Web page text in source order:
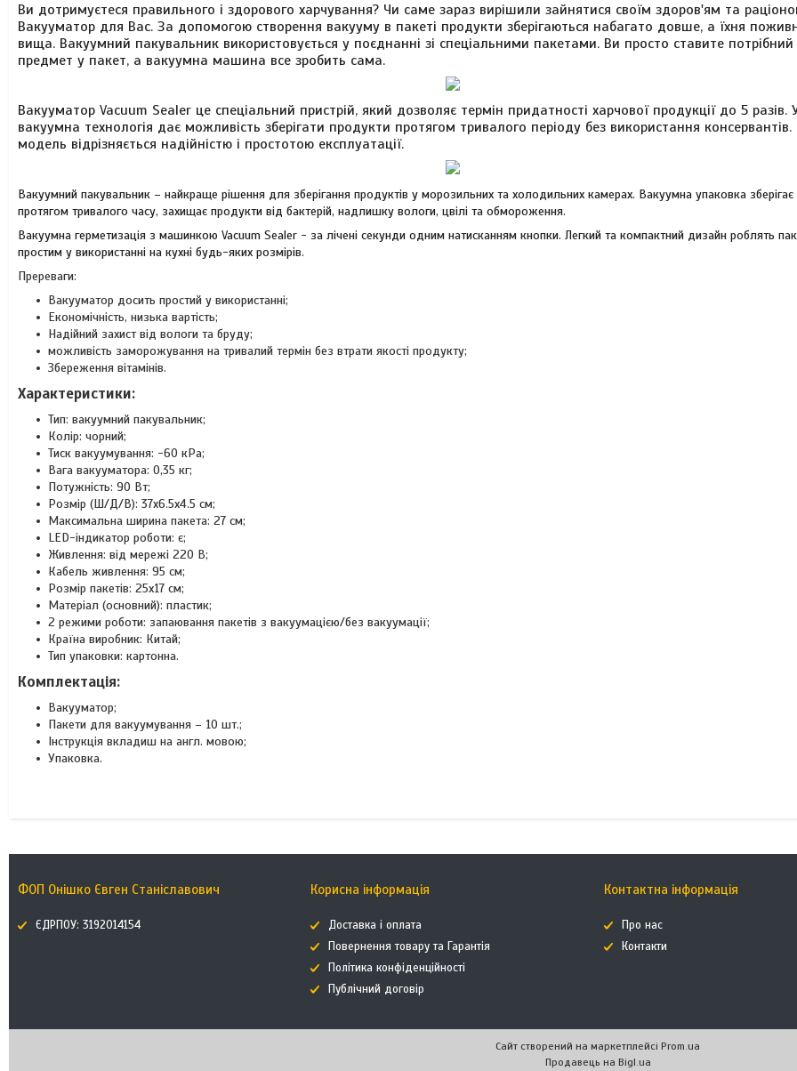
Ви дотримуєтеся правильного і здорового харчування? Чи саме зараз вирішили зайнятися своїм здоров'ям та
Вакууматор для Вас. За допомогою створення вакууму в пакеті продукти зберігаються набагато довше, а їхня
вища. Вакуумний пакувальник використовується у поєднанні зі спеціальними пакетами. Ви просто ставите
предмет у пакет, а вакуумна машина все зробить сама.
Вакууматор Vacuum Sealer це спеціальний пристрій, який дозволяє термін придатності харчової продукції до 5 разів.
вакуумна технологія дає можливість зберігати продукти протягом тривалого періоду без використання
модель відрізняється надійністю і простотою експлуатації.
Вакуумний пакувальник – найкраще рішення для зберігання продуктів у морозильних та холодильних камерах. Вакуумна упаковка
протягом тривалого часу, захищає продукти від бактерій, надлишку вологи, цвілі та обмороження.
Вакуумна герметизація з машинкою Vacuum Sealer - за лічені секунди одним натисканням кнопки. Легкий та компактний дизайн роблять
простим у використанні на кухні будь-яких розмірів.
Пререваги:
Вакууматор досить простий у використанні;
Економічність, низька вартість;
Надійний захист від вологи та бруду;
можливість заморожування на тривалий термін без втрати якості продукту;
Збереження вітамінів.
Характеристики:
Тип: вакуумний пакувальник;
Колір: чорний;
Тиск вакуумування: -60 кРа;
Вага вакууматора: 0,35 кг;
Потужність: 90 Вт;
Розмір (Ш/Д/В): 37x6.5x4.5 см;
Максимальна ширина пакета: 27 см;
LED-індикатор роботи: є;
Живлення: від мережі 220 В;
Кабель живлення: 95 см;
Розмір пакетів: 25х17 см;
Матеріал (основний): пластик;
2 режими роботи: запаювання пакетів з вакуумацією/без вакуумації;
Країна виробник: Китай;
Тип упаковки: картонна.
Комплектація:
Вакууматор;
Пакети для вакуумування – 10 шт.;
Інструкція вкладиш на англ. мовою;
Упаковка.
ФОП Онішко Євген Станіславович
ЄДРПОУ: 3192014154
Корисна інформація
Доставка і оплата
Повернення товару та Гарантія
Політика конфіденційності
Публічний договір
Контактна інформація
Про нас
Контакти
Сайт створений на маркетплейсі Prom.ua
Продавець на Bigl.ua